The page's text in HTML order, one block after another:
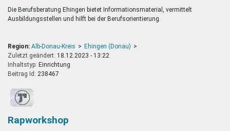
Die Berufsberatung Ehingen bietet Informationsmaterial, vermittelt
Ausbildungsstellen und hilft bei der Berufsorientierung.
Region: Alb-Donau-Kreis
Ehingen (Donau)
Zuletzt geändert: 18.12.2023 - 13:22
Inhaltstyp:
einrichtung
Beitrag Id: 238467
Rapworkshop